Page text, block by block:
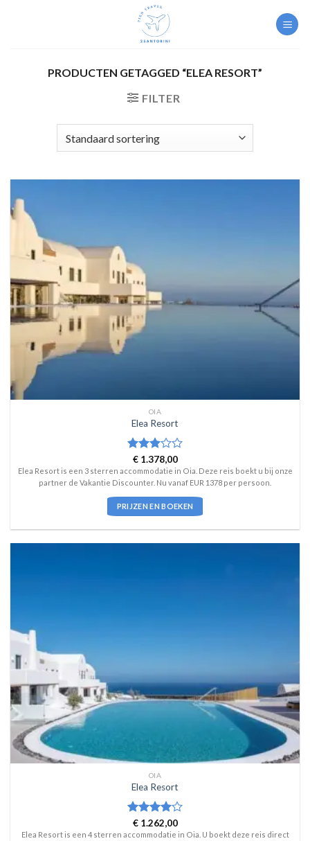
PRODUCTEN GETAGGED “ELEA RESORT”
FILTER
OIA
Elea Resort
Waardering
3uit 5
€1.378,00
Elea Resort is een 3 sterren accommodatie in Oia. Deze reis boekt u bij onze
partner de Vakantie Discounter. Nu vanaf EUR 1378 per persoon.
PRIJZEN EN BOEKEN
OIA
Elea Resort
Waardering
4uit 5
€1.262,00
Elea Resort is een 4 sterren accommodatie in Oia. U boekt deze reis direct